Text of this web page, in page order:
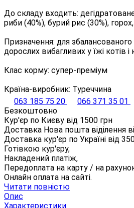
До складу входить:
риби (40%), бурий рис (30%),
Призначення: для
дорослих вибагливих у їжі котів і
Клас корму: супер-преміум
Країна-виробник: Туреччина
063 185 75 20
066 371 35 01
Безкоштовно
Кур'єр по Києву від 1500 грн
Доставка Нова пошта віділення
Доставка кур'єр по Україні від
Готівкою кур'єру,
Накладений платіж,
Передоплата на карту / на
Онлайн оплата на сайті.
Читати повністю
Опис
Характеристики